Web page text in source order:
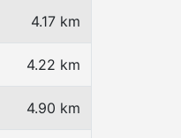
4.17 km
4.22 km
4.90 km